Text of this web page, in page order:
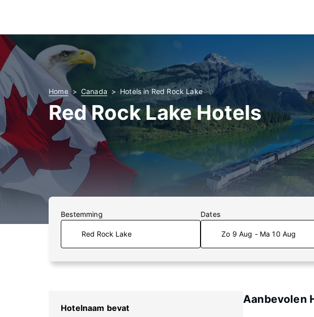
Home Canada Hotels in Red Rock Lake
Red Rock Lake Hotels
Bestemming Dates
Zo 9 Aug - Ma 10 Aug
Hotelnaam bevat
Aanbevolen